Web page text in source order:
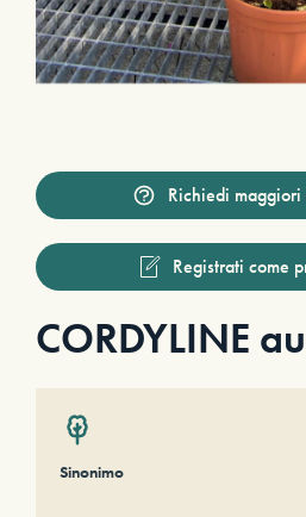
Richiedi
Registrati come
CORDYLINE
Sinonimo